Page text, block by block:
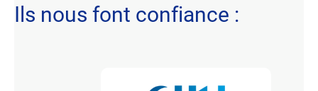
Ils nous font confiance :